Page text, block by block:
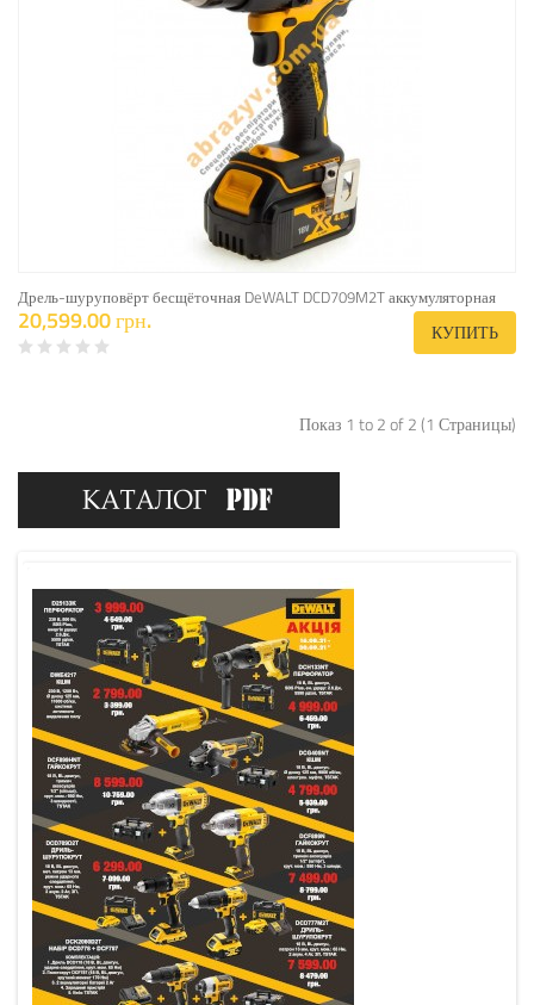
Дрель-шуруповёрт бесщёточная DeWALT DCD709M2T аккумуляторная
20,599.00 грн. КУПИТЬ
Показ 1 to 2 of 2 (1 Страницы)